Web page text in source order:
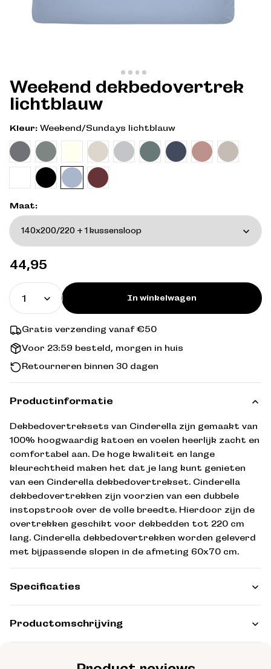
Weekend dekbedovertrek
lichtblauw
Kleur: Weekend/Sundays lichtblauw
Maat:
Normale
prijs
44,95
In winkelwagen
Gratis verzending vanaf €50
Voor 23:59 besteld, morgen in huis
Retourneren binnen 30 dagen
Productinformatie
Dekbedovertreksets van Cinderella zijn gemaakt van
100% hoogwaardig katoen en voelen heerlijk zacht en
comfortabel aan. De hoge kwaliteit en lange
kleurechtheid maken het dat je lang kunt genieten
van een Cinderella dekbedovertrekset. Cinderella
dekbedovertrekken zijn voorzien van een dubbele
instopstrook over de volle breedte. Hierdoor zijn de
overtrekken geschikt voor dekbedden tot 220 cm
lang. Cinderella dekbedovertrekken worden geleverd
met bijpassende slopen in de afmeting 60x70 cm.
Specificaties
Productomschrijving